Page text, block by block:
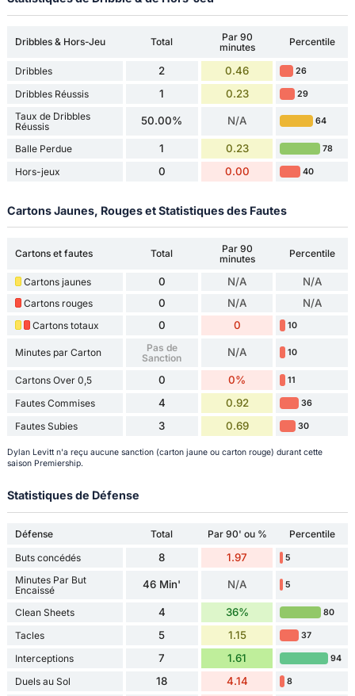
Dribbles & Hors-Jeu Total
Par 90
minutes
Percentile
Dribbles 2 0.46 26
Dribbles Réussis 1 0.23 29
Taux de Dribbles
Réussis
50.00% N/A 64
Balle Perdue 1 0.23 78
Hors-jeux 0 0.00 40
Cartons Jaunes, Rouges et Statistiques des Fautes
Cartons et fautes Total
Par 90
minutes
Percentile
Cartons jaunes 0 N/A N/A
Cartons rouges 0 N/A N/A
Cartons totaux 0 0 10
Minutes par Carton
Pas de
Sanction
N/A 10
Cartons Over 0,5 0 0% 11
Fautes Commises 4 0.92 36
Fautes Subies 3 0.69 30
Dylan Levitt n'a reçu aucune sanction (carton jaune ou carton rouge) durant cette
saison Premiership.
Statistiques de Défense
Défense Total Par 90' ou %
Percentile
Buts concédés
8 1.97 5
Minutes Par But
Encaissé
46 Min' N/A 5
Clean Sheets 4 36% 80
Tacles 5 1.15 37
Interceptions 7 1.61 94
Duels au Sol 18 4.14 8